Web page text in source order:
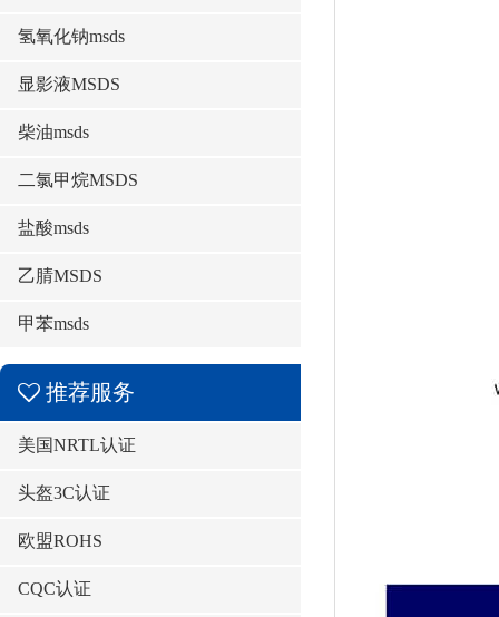
氢氧化钠msds
显影液MSDS
柴油msds
二氯甲烷MSDS
盐酸msds
乙腈MSDS
甲苯msds
推荐服务
美国NRTL认证
头盔3C认证
欧盟ROHS
CQC认证